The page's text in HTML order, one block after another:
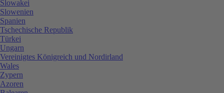
Slowakei
Slowenien
Spanien
Tschechische Republik
Türkei
Ungarn
Vereinigtes Königreich und Nordirland
Wales
Zypern
Azoren